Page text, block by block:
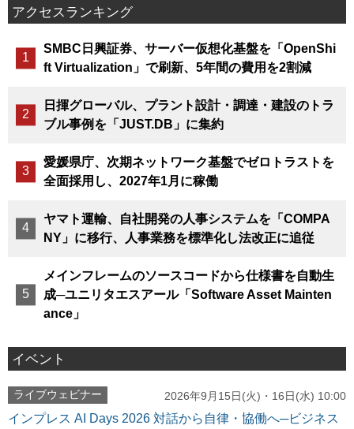
アクセスランキング
SMBC日興証券、サーバー仮想化基盤を「OpenShi
ft Virtualization」で刷新、5年間の費用を2割減
日揮グローバル、プラント設計・調達・建設のトラ
ブル事例を「JUST.DB」に集約
愛媛県庁、次期ネットワーク基盤でゼロトラストを
全面採用し、2027年1月に稼働
ヤマト運輸、自社開発の人事システムを「COMPA
NY」に移行、人事業務を標準化し法改正に追従
メインフレームのソースコードから仕様書を自動生
成─ユニリタエスアール「Software Asset Mainten
ance」
イベント
ライブウェビナー 2026年9月15日(火)・16日(水) 10:00
インプレス AI Days 2026 対話から自律・協働へ─ビジネス